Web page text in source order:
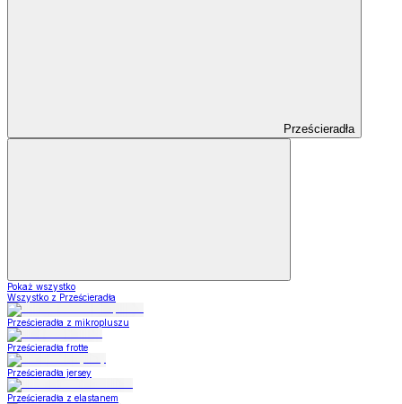
Prześcieradła
Pokaż wszystko
Wszystko z Prześcieradła
Prześcieradła z mikropluszu
Prześcieradła frotte
Prześcieradła jersey
Prześcieradła z elastanem